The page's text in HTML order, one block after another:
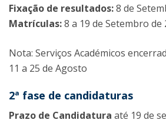
Fixação de resultados:8 de
Matrículas:8 a 19 de Setembro de
Nota: Serviços Académicos
11 a 25 de Agosto
2ª fase de candidaturas
Prazo de Candidatura até 19 de